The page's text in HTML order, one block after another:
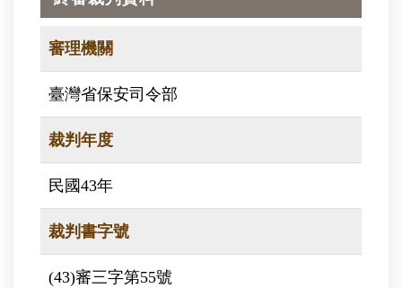
審理機關
臺灣省保安司令部
裁判年度
民國43年
裁判書字號
(43)審三字第55號